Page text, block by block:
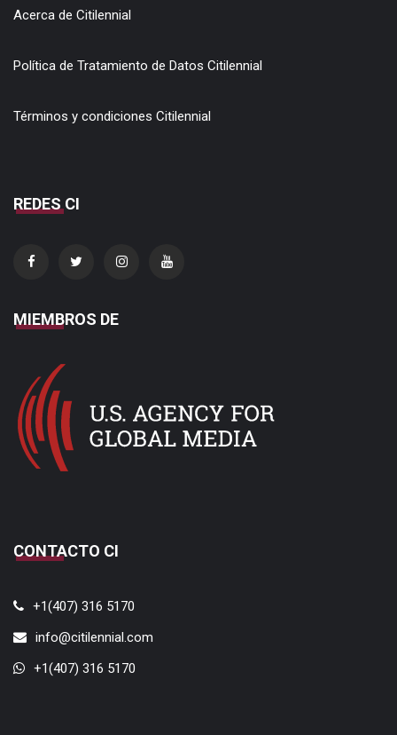
Acerca de Citilennial
Política de Tratamiento de Datos Citilennial
Términos y condiciones Citilennial
REDES CI
MIEMBROS DE
CONTACTO CI
+1(407) 316 5170
info@citilennial.com
+1(407) 316 5170